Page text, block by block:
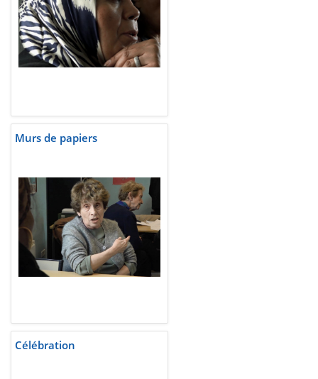
Murs de papiers
Célébration